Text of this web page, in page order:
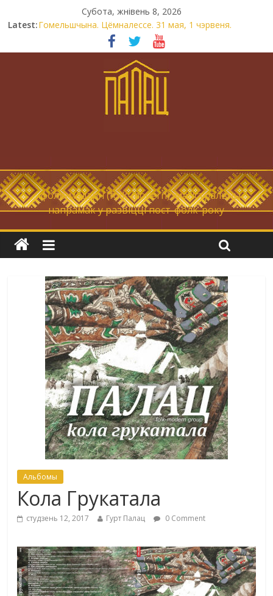
Субота, жнівень 8, 2026
Latest:Гомельшчына. Цёмналессе. 31 мая, 1 чэрвеня.
Нічога не дарэмна. Невыносна балюча нараджаецца
беларуская палітычная нацыя.
Запрашаем у інтравертнасць
… фолк-мадэрн (folk-modern), магістральны
напрамак у развіцці пост-фолк-року
Альбомы
Кола Грукатала
студзень 12, 2017 Гурт Палац 0 Comment